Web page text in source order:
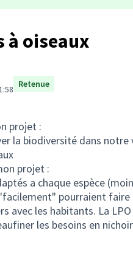
à oiseaux
Retenue
projet :
la biodiversité dans
projet :
a chaque espèce
pourraient faire
avec les habitants. La
les besoins en